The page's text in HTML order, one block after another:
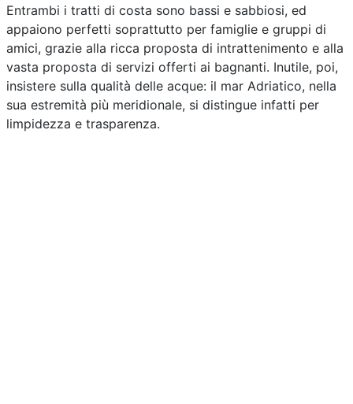
Entrambi i tratti di costa sono bassi e sabbiosi, ed
appaiono perfetti soprattutto per famiglie e gruppi di
amici, grazie alla ricca proposta di intrattenimento e alla
vasta proposta di servizi offerti ai bagnanti. Inutile, poi,
insistere sulla qualità delle acque: il mar Adriatico, nella
sua estremità più meridionale, si distingue infatti per
limpidezza e trasparenza.